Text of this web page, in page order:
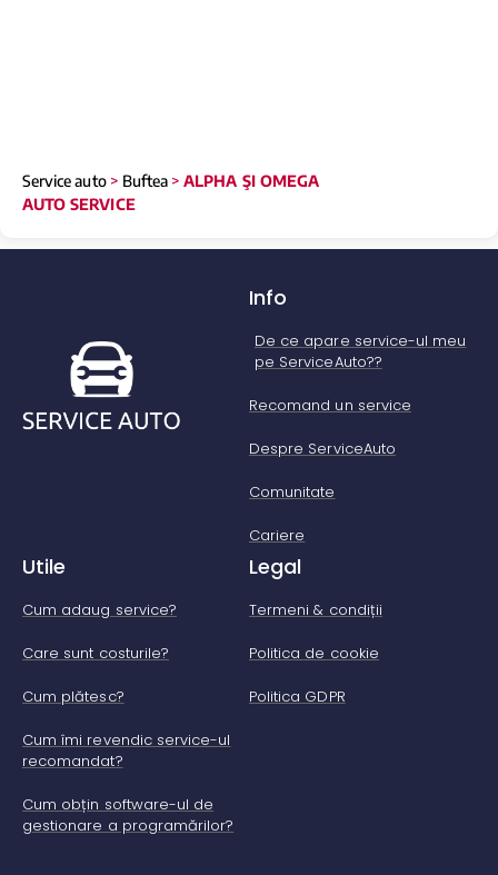
Service auto> Buftea >ALPHA ŞI OMEGA
AUTO SERVICE
Info
De ce apare service-ul meu
pe ServiceAuto??
Recomand un service
Despre ServiceAuto
Comunitate
Cariere
Utile
Cum adaug service?
Care sunt costurile?
Cum plătesc?
Cum îmi revendic service-ul
recomandat?
Cum obțin software-ul de
gestionare a programărilor?
Legal
Termeni & condiții
Politica de cookie
Politica GDPR